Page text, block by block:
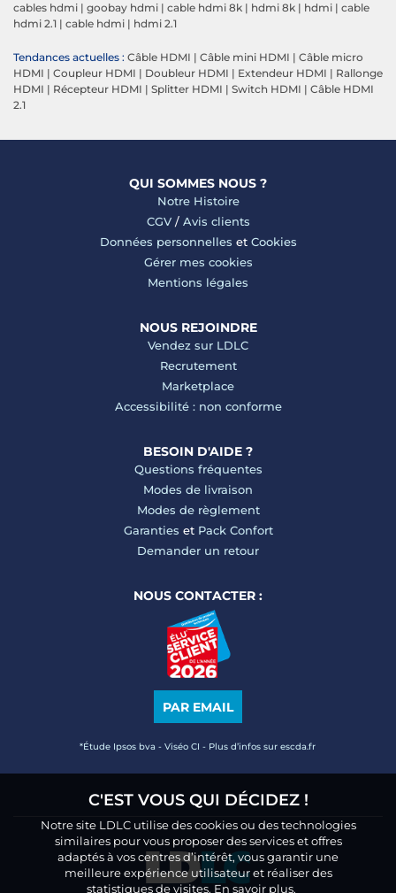
cables hdmi | goobay hdmi | cable hdmi 8k | hdmi 8k | hdmi | cable
hdmi 2.1 | cable hdmi | hdmi 2.1
Tendances actuelles : Câble HDMI | Câble mini HDMI | Câble micro
HDMI | Coupleur HDMI | Doubleur HDMI | Extendeur HDMI | Rallonge
HDMI | Récepteur HDMI | Splitter HDMI | Switch HDMI | Câble HDMI
2.1
QUI SOMMES NOUS ?
Notre Histoire
CGV/ Avis clients
Données personnelles et Cookies
Gérer mes cookies
Mentions légales
NOUS REJOINDRE
Vendez sur LDLC
Recrutement
Marketplace
Accessibilité : non conforme
BESOIN D'AIDE ?
Questions fréquentes
Modes de livraison
Modes de règlement
Garanties et Pack Confort
Demander un retour
NOUS CONTACTER :
PAR EMAIL
*Étude Ipsos bva - Viséo CI - Plus d’infos sur escda.fr
C'EST VOUS QUI DÉCIDEZ !
Notre site LDLC utilise des cookies ou des technologies
similaires pour vous proposer des services et offres
adaptés à vos centres d’intérêt, vous garantir une
meilleure expérience utilisateur et réaliser des
statistiques de visites. En savoir plus.